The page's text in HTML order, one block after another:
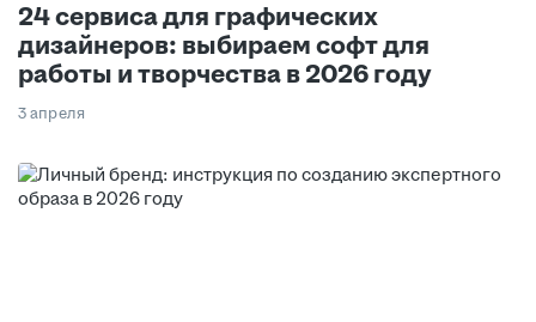
24 сервиса для графических
дизайнеров: выбираем софт для
работы и творчества в 2026 году
3 апреля